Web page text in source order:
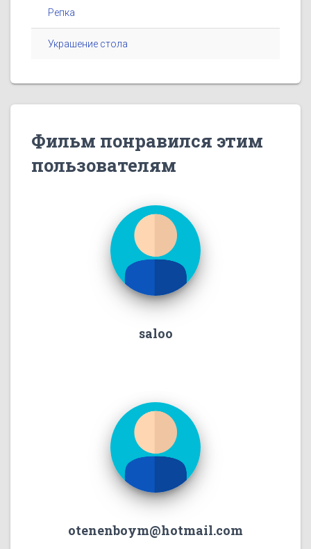
Репка
Украшение стола
Фильм понравился этим
пользователям
saloo
otenenboym@hotmail.com